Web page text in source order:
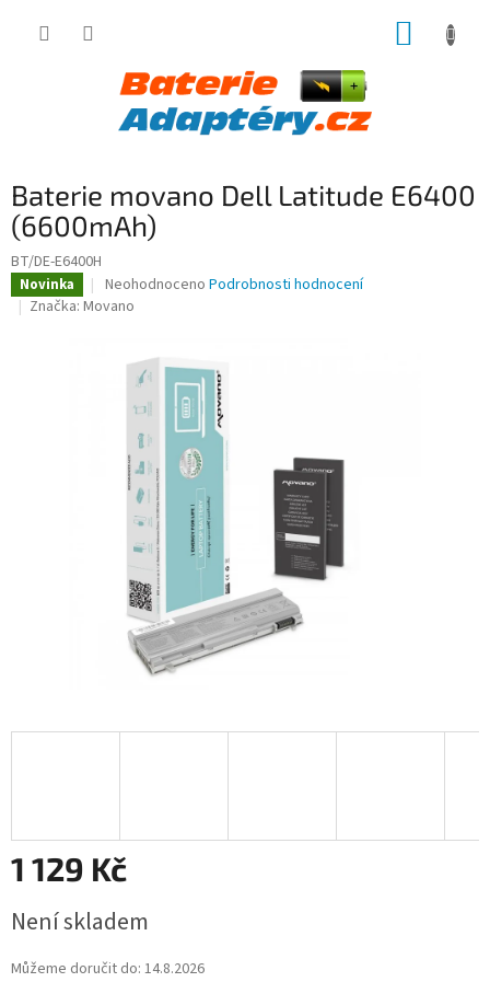
Baterie movano Dell Latitude E6400
(6600mAh)
BT/DE-E6400H
Novinka
Průměrné
hodnocení
hvězdiček.
Neohodnoceno Podrobnosti hodnocení
Značka: Movano
1 129 Kč
cena:
Není skladem
Můžeme doručit do: 14.8.2026